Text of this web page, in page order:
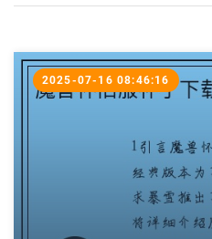
2025-07-16 08:46:16